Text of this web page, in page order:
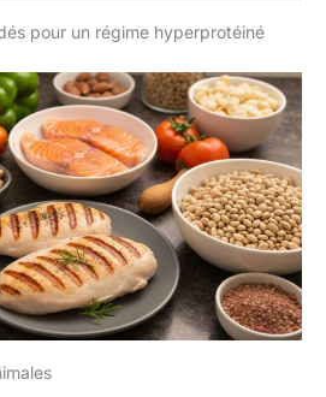
pour un régime hyperprotéiné